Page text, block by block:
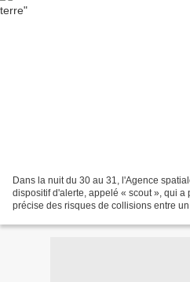
Dans la nuit du 30 au 31, l'Agence
dispositif d'alerte, appelé « scout », qui
précise des risques de collisions entre